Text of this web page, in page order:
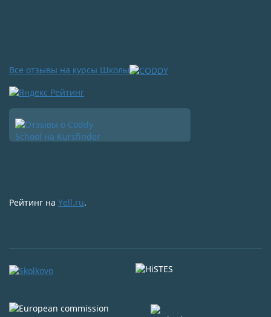
Все отзывы на курсы Школы
Рейтинг на Yell.ru.